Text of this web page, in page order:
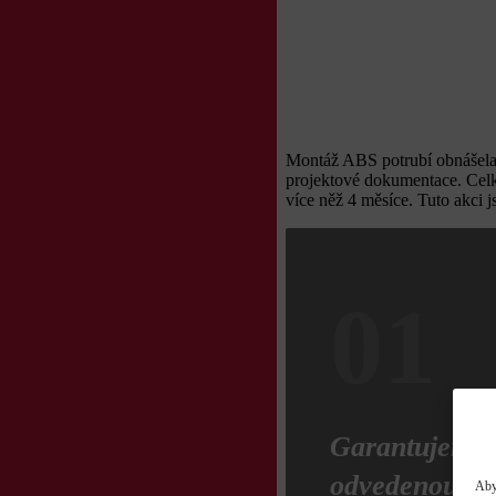
Montáž ABS potrubí
projektové dokumentace.
více něž 4 měsíce. Tuto akci
Garantujeme
odvedenou